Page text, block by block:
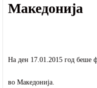
и
с
Македонија
На ден 17.01.2015 год
во Mакедонија.